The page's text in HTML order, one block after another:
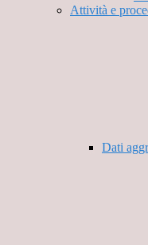
Attività e
Dati